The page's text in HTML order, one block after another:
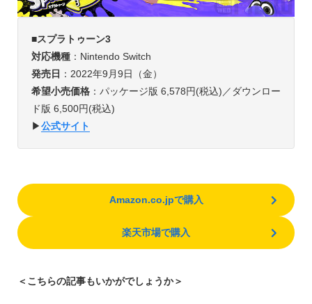
■スプラトゥーン3
対応機種：Nintendo Switch
発売日 ：2022年9月9日（金）
希望小売価格：パッケージ版 6,578円(税込)／ダウンロー
ド版 6,500円(税込)
▶︎公式サイト
Amazon.co.jpで購入
楽天市場で購入
＜こちらの記事もいかがでしょうか＞